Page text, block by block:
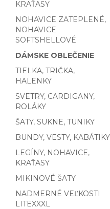
KRAŤASY
NOHAVICE ZATEPLENÉ,
NOHAVICE
SOFTSHELLOVÉ
DÁMSKE OBLEČENIE
TIELKA, TRIČKA,
HALENKY
SVETRY, CARDIGANY,
ROLÁKY
ŠATY, SUKNE, TUNIKY
BUNDY, VESTY, KABÁTIKY
LEGÍNY, NOHAVICE,
KRAŤASY
MIKINOVÉ ŠATY
NADMERNÉ VEĽKOSTI
LITEXXXL